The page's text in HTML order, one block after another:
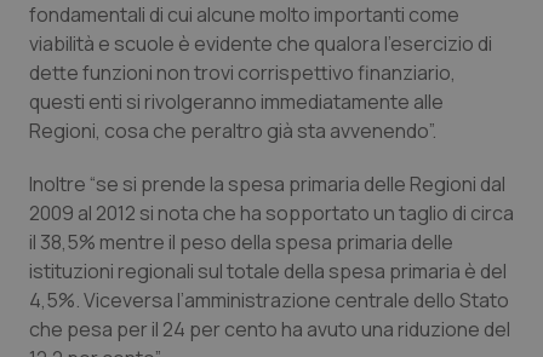
Tumore al seno
Tumore ovarico
Tumori gastrointestinali
Ulcera & Reflusso
Vaccini
fondamentali di cui alcune molto importanti come
viabilità e scuole è evidente che qualora l’esercizio di
dette funzioni non trovi corrispettivo finanziario,
questi enti si rivolgeranno immediatamente alle
Regioni, cosa che peraltro già sta avvenendo”.
Inoltre “se si prende la spesa primaria delle Regioni dal
2009 al 2012 si nota che ha sopportato un taglio di circa
il 38,5% mentre il peso della spesa primaria delle
istituzioni regionali sul totale della spesa primaria è del
4,5%. Viceversa l’amministrazione centrale dello Stato
che pesa per il 24 per cento ha avuto una riduzione del